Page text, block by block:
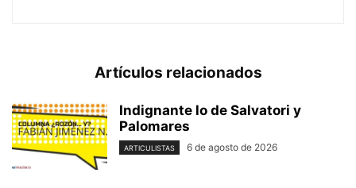
Artículos relacionados
Indignante lo de Salvatori y
Palomares
ARTICULISTAS 6 de agosto de 2026